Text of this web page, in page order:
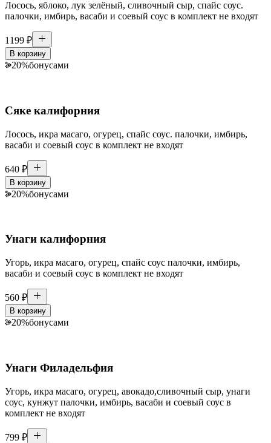
Лосось, яблоко, лук зелёный, сливочный сыр, спайс соус.
палочки, имбирь, васаби и соевый соус в комплект не входят
1199 ₽
В корзину
20%бонусами
Сяке калифорния
Лосось, икра масаго, огурец, спайс соус. палочки, имбирь,
васаби и соевый соус в комплект не входят
640 ₽
В корзину
20%бонусами
Унаги калифорния
Угорь, икра масаго, огурец, спайс соус палочки, имбирь,
васаби и соевый соус в комплект не входят
560 ₽
В корзину
20%бонусами
Унаги Филадельфия
Угорь, икра масаго, огурец, авокадо,сливочный сыр, унаги
соус, кунжут палочки, имбирь, васаби и соевый соус в
комплект не входят
799 ₽